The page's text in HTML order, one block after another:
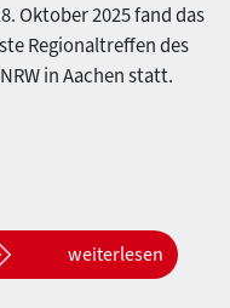
Oktober 2025 fand das
Regionaltreffen des
in Aachen statt.
weiterlesen